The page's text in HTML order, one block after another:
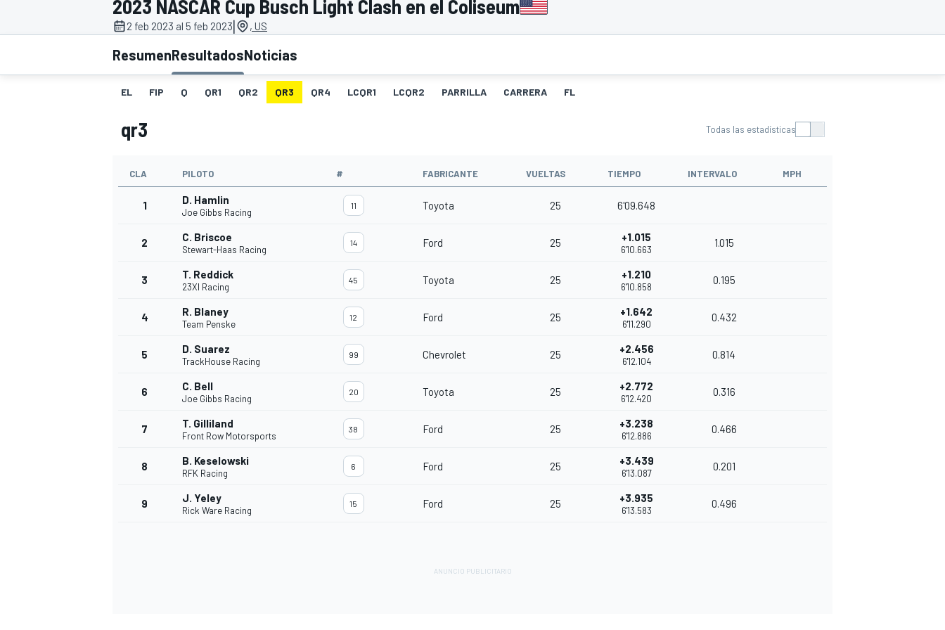
FÓRMULA E
2023 NASCAR Cup Busch Light Clash en el Coliseum
2 feb 2023 al 5 feb 2023| , US
ResumenResultadosNoticias
EL FIP Q QR1 QR2 QR3 QR4 LCQR1 LCQR2 PARRILLA CARRERA FL
qr3 Todas las estadísticas
CLA PILOTO # FABRICANTE VUELTAS TIEMPO INTERVALO MPH
1 D. Hamlin
Joe Gibbs Racing
11 Toyota 25 6'09.648
2 C. Briscoe
Stewart-Haas Racing
14 Ford 25 +1.015
6'10.663
1.015
3 T. Reddick
23XI Racing
45 Toyota 25 +1.210
6'10.858
0.195
4 R. Blaney
Team Penske
12 Ford 25 +1.642
6'11.290
0.432
5 D. Suarez
TrackHouse Racing
99 Chevrolet 25 +2.456
6'12.104
0.814
6 C. Bell
Joe Gibbs Racing
20 Toyota 25 +2.772
6'12.420
0.316
7 T. Gilliland
Front Row Motorsports
38 Ford 25 +3.238
6'12.886
0.466
8 B. Keselowski
RFK Racing
6 Ford 25 +3.439
6'13.087
0.201
9 J. Yeley
Rick Ware Racing
15 Ford 25 +3.935
6'13.583
0.496